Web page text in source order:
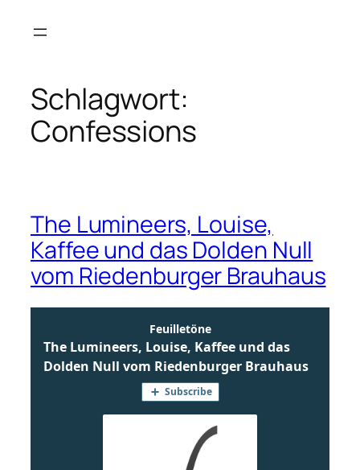
Inhalt
Schlagwort:
Confessions
The Lumineers, Louise,
Kaffee und das Dolden Null
vom Riedenburger Brauhaus